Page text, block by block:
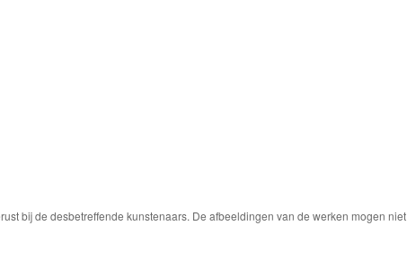
bij de desbetreffende kunstenaars. De afbeeldingen van de werken mogen niet